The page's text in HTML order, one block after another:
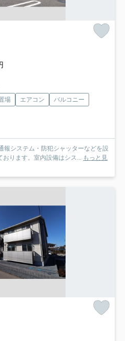
場 エアコン
バルコニー
報システム・防犯シャッターなどを設
ります。室内設備はシス...
もっと見